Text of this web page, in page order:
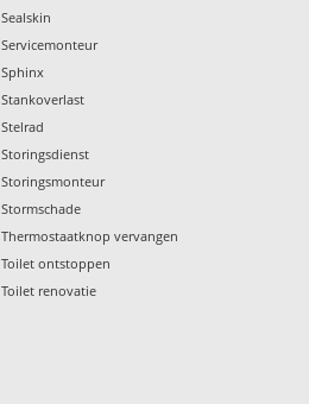
Sealskin
Servicemonteur
Sphinx
Stankoverlast
Stelrad
Storingsdienst
Storingsmonteur
Stormschade
Thermostaatknop vervangen
Toilet ontstoppen
Toilet renovatie